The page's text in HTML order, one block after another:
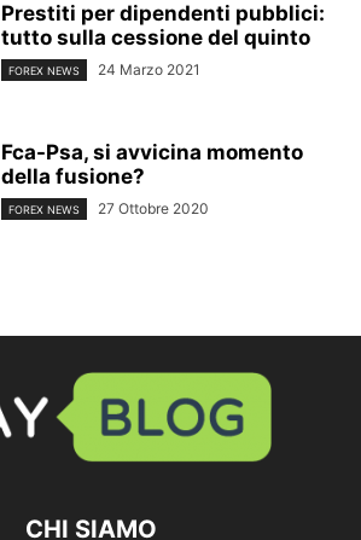
Prestiti per dipendenti pubblici:
tutto sulla cessione del quinto
FOREX NEWS 24 Marzo 2021
Fca-Psa, si avvicina momento
della fusione?
FOREX NEWS 27 Ottobre 2020
CHI SIAMO